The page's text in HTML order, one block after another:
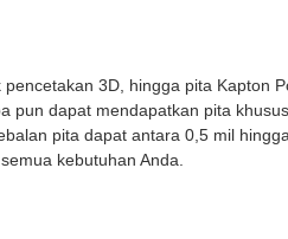
3D, hingga pita Kapton
pun dapat mendapatkan pita
pita dapat antara 0,5 mil
kebutuhan Anda.